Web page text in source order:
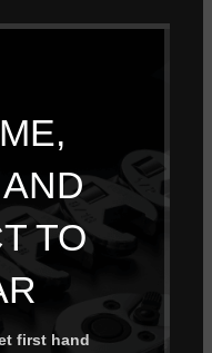
TO
first hand
效的控管產品品質
. 於西元1998年5月
, 如: 鋼材, 鐵材等.
了頂尖品質的保證.